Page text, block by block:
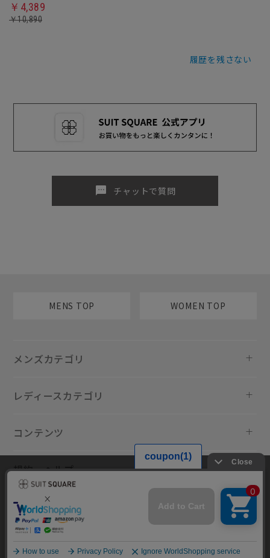
￥4,389
￥10,890
履歴を残さない
sms チャットで質問
MENS TOP WOMEN TOP
メンズカテゴリ
レディースカテゴリ
コンテンツ
規約・ヘルプ
Copyright © AOYAMA TRADING Co.,Ltd. All Rights Reserved
当サイトでは利用体験の向上およびコンテンツの最適な提供、トラフィ
ックの分析を目的としてCookieを使用しています。サイトの閲覧を継続
された場合、Cookieの利用に同意したものといたします。詳細について
はプライバシーポリシー をご確認ください。
同意して閉じる